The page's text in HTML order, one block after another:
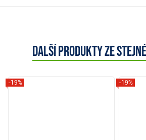
Další produkty ze
-19% -19%